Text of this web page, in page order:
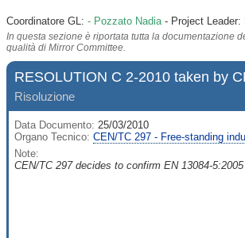
Coordinatore GL: - Pozzato Nadia- Project Leader:
In questa sezione è riportata tutta la documentazione
qualità di Mirror Committee.
RESOLUTION C 2-2010 taken by
Risoluzione
Data Documento: 25/03/2010
Organo Tecnico: CEN/TC 297 - Free-standing
Note:
CEN/TC 297 decides to confirm EN 13084-